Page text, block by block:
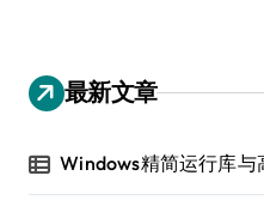
最新文章
Windows精简运行库与